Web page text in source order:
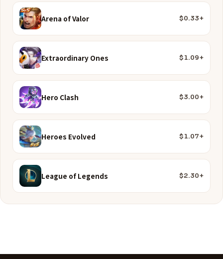
Arena of Valor $0.33+
Extraordinary Ones $1.09+
Hero Clash $3.00+
Heroes Evolved $1.07+
League of Legends $2.30+